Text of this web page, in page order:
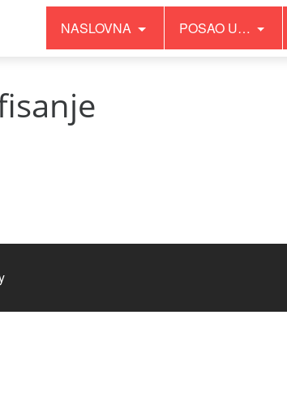
NASLOVNA POSAO U…